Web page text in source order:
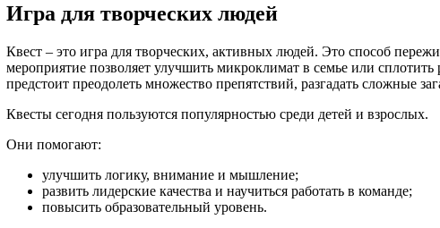
Игра для творческих людей
Квест – это игра для творческих, активных людей. Это способ
мероприятие позволяет улучшить микроклимат в семье или
предстоит преодолеть множество препятствий, разгадать сложные
Квесты сегодня пользуются популярностью среди детей и взрослых.
Они помогают:
улучшить логику, внимание и мышление;
развить лидерские качества и научиться работать в команде;
повысить образовательный уровень.